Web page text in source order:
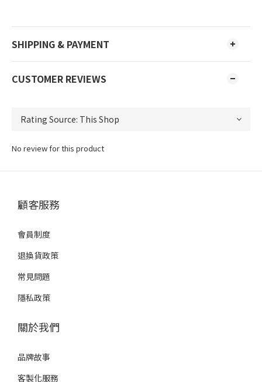
SHIPPING & PAYMENT
CUSTOMER REVIEWS
No review for this product
顧客服務
會員制度
退換貨政策
常見問題
隱私政策
關於我們
品牌故事
客製化服務